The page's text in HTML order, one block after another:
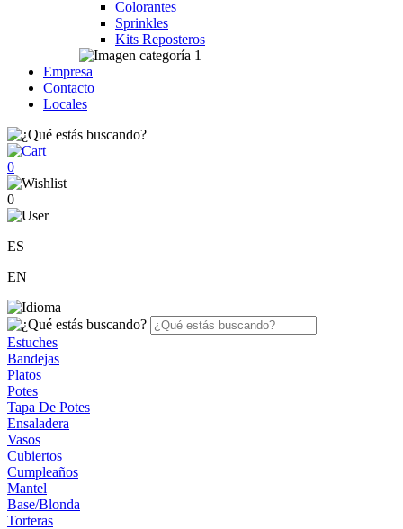
Colorantes
Sprinkles
Kits Reposteros
Empresa
Contacto
Locales
0
0
ES
EN
Estuches
Bandejas
Platos
Potes
Tapa De Potes
Ensaladera
Vasos
Cubiertos
Cumpleaños
Mantel
Base/Blonda
Torteras